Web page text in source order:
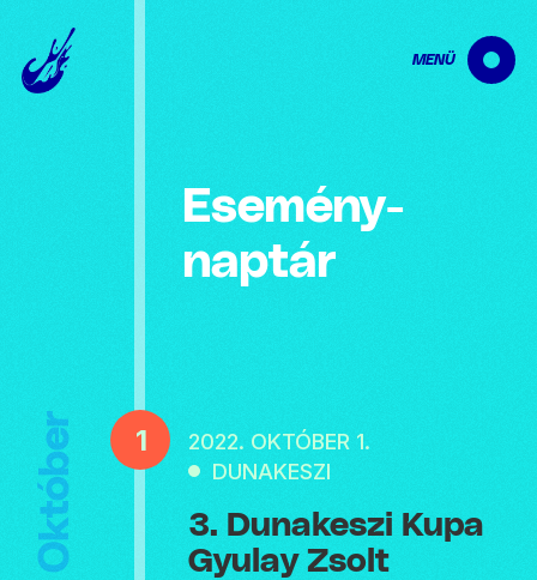
MENÜ
Esemény­
naptár
Október 1
2022. OKTÓBER 1.
DUNAKESZI
3. Dunakeszi Kupa
Gyulay Zsolt